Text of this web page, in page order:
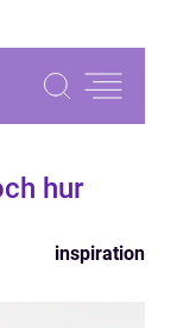
hur
inspiration